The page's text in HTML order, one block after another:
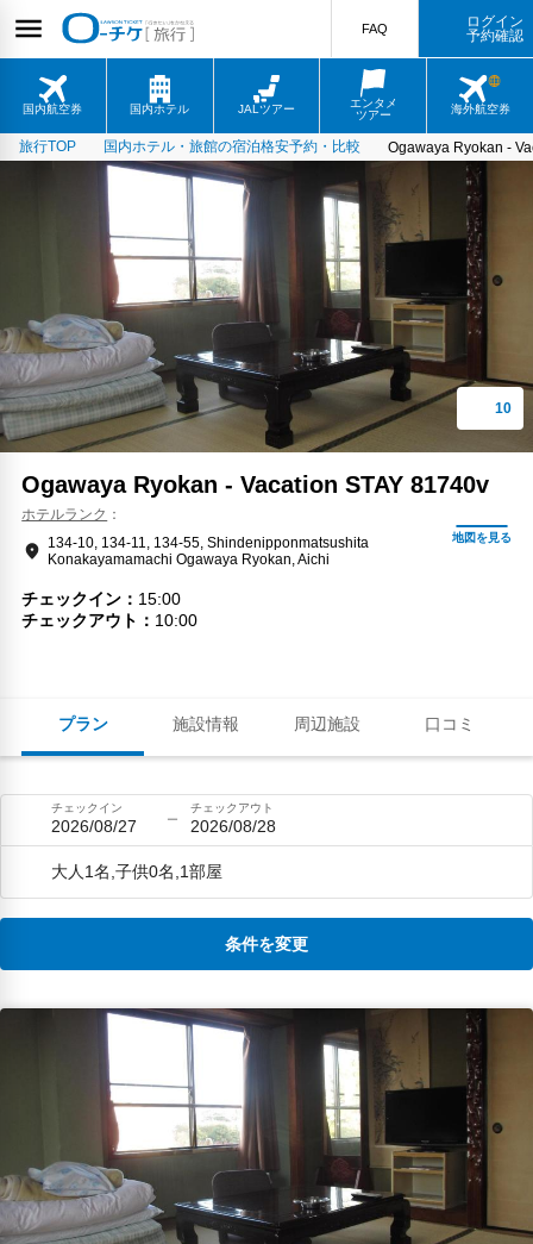
国内航空券 国内ホテル JALツアー
エンタメ
ツアー
海外航空券
FAQ
ログイン
予約確認
旅行TOP 国内ホテル・旅館の宿泊格安予約・比較 Ogawaya Ryokan -
プラン 施設情報 周辺施設 口コミ
Ogawaya Ryokan - Vacation STAY 81740v
ホテルランク
134-10, 134-11, 134-55, Shindenipponmatsushita
Konakayamamachi Ogawaya Ryokan, Aichi
チェックイン
15:00
チェックアウト
10:00
チェックイン
2026/08/27
チェックアウト
2026/08/28
大人1名,子供0名,1部屋
条件を変更